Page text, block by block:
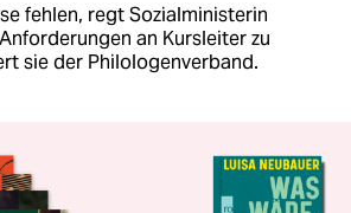
fehlen, regt Sozialministerin
an Kursleiter zu
sie der Philologenverband.